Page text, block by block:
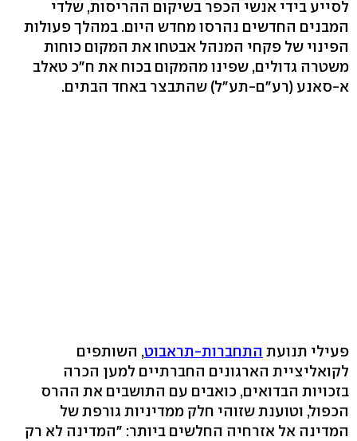
לסייע בידי אנשי הכפר בשיקום ההריסות, שלדי
המבנים החדשים נהרסו מחדש היום. במהלך פעולות
הפינוי של פקחי המנהל אבטחו את המקום כוחות
משטרה גדולים, שפינו מהמקום בכוח את ח"כ טאלב
א-סאנע (רע"ם-תע"ל) שהתבצר באחד הבתים.
פעילי תנועת התחברות-תראבוט, השותפים
לקואליציית הארגונים החברתיים למען הכרה
בזכויות הבדואים, כואבים עם התושבים את ההרס
הכפול, וטוענת שזוהי חלק ממדיניות גורפת של
המדינה אל אזרחיה החלשים ביותר: "המדינה לא רק